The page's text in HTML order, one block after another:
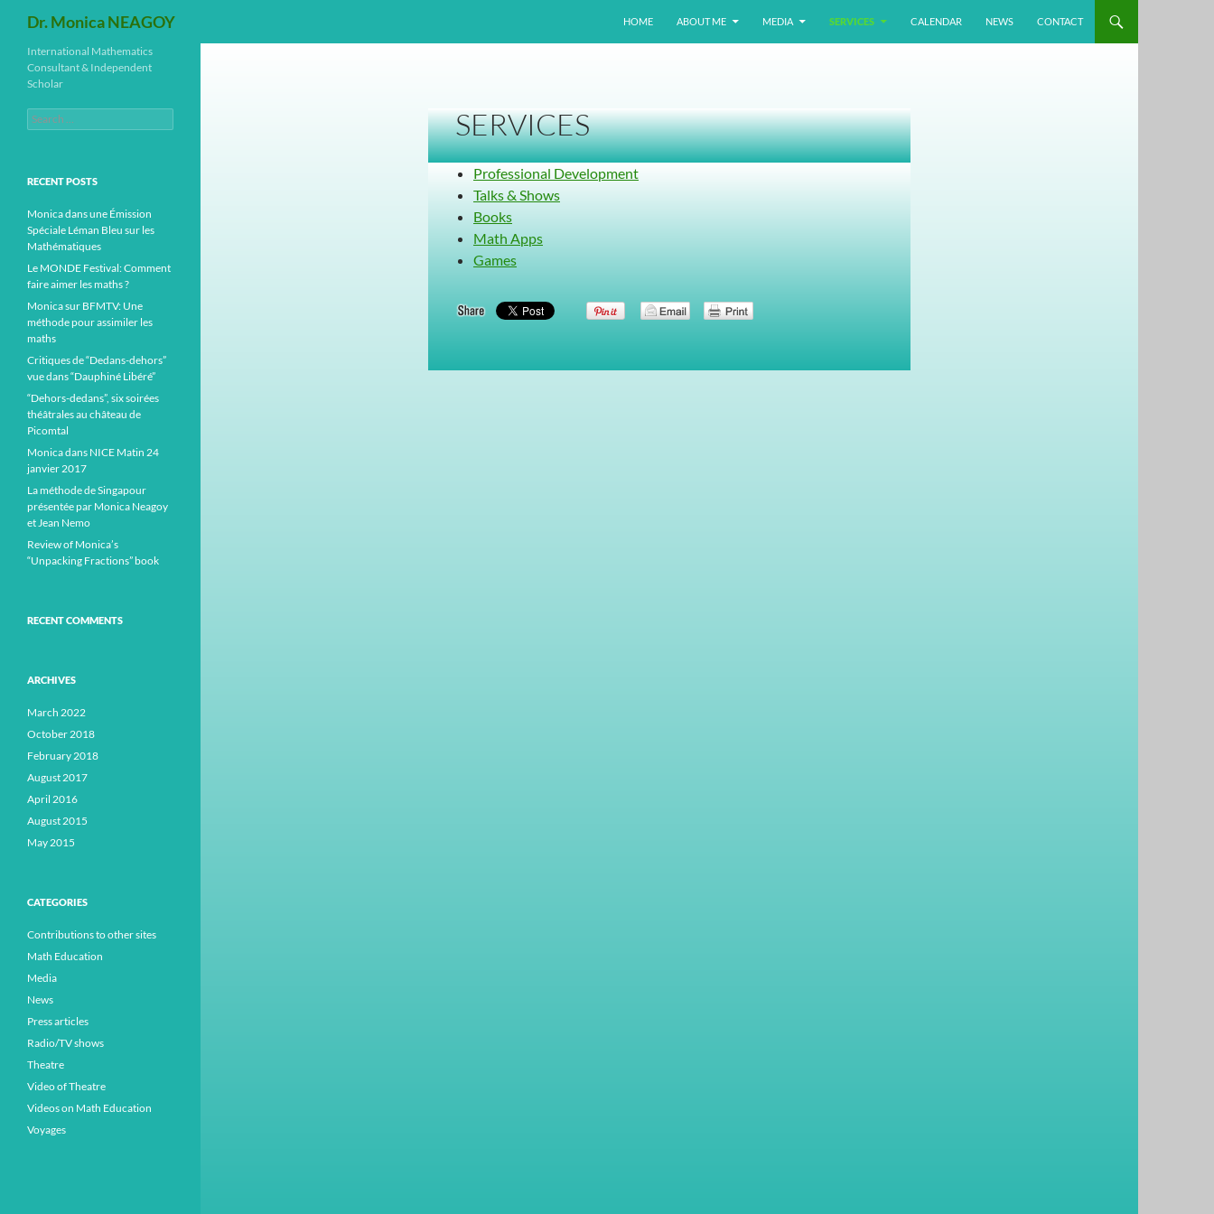
Dr. Monica NEAGOY HOME ABOUT ME MEDIA SERVICES CALENDAR NEWS CONTACT
SERVICES
Professional Development
Talks & Shows
Books
Math Apps
Games
International Mathematics
Consultant & Independent
Scholar
Search
for:
RECENT POSTS
Monica dans une Émission
Spéciale Léman Bleu sur les
Mathématiques
Le MONDE Festival: Comment
faire aimer les maths ?
Monica sur BFMTV: Une
méthode pour assimiler les
maths
Critiques de “Dedans-dehors”
vue dans “Dauphiné Libéré”
“Dehors-dedans”, six soirées
théâtrales au château de
Picomtal
Monica dans NICE Matin 24
janvier 2017
La méthode de Singapour
présentée par Monica Neagoy
et Jean Nemo
Review of Monica’s
“Unpacking Fractions” book
RECENT COMMENTS
ARCHIVES
March 2022
October 2018
February 2018
August 2017
April 2016
August 2015
May 2015
CATEGORIES
Contributions to other sites
Math Education
Media
News
Press articles
Radio/TV shows
Theatre
Video of Theatre
Videos on Math Education
Voyages